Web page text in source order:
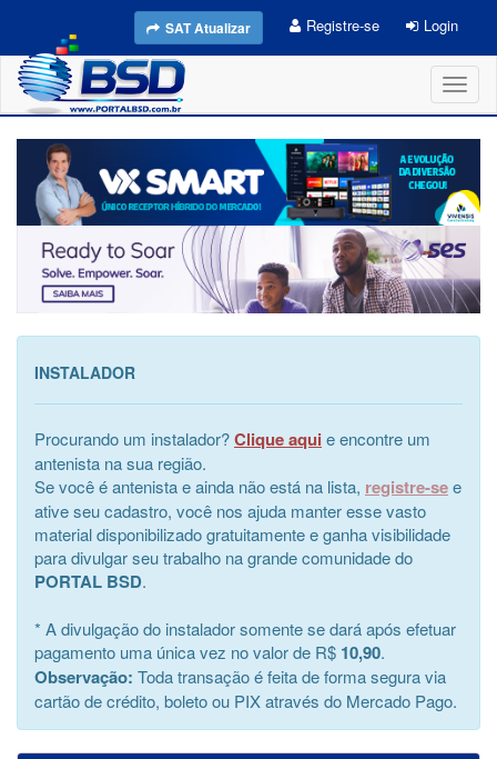
SAT Atualizar Registre-se Login
INSTALADOR
Procurando um instalador?Clique aqui e encontre um
antenista na sua região.
Se você é antenista e ainda não está na lista, registre-see
ative seu cadastro, você nos ajuda manter esse vasto
material disponibilizado gratuitamente e ganha visibilidade
para divulgar seu trabalho na grande comunidade do
PORTAL BSD.
* A divulgação do instalador somente se dará após efetuar
pagamento uma única vez no valor de R$ 10,90.
Observação: Toda transação é feita de forma segura via
cartão de crédito, boleto ou PIX através do Mercado Pago.